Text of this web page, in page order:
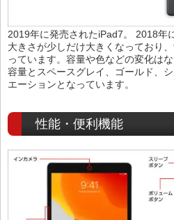
2019年に発売されたiPad7。 2018年
大きさが少しだけ大きくなっており
っています。容量や色などの変化は
容量とスペースグレイ、ゴールド、
エーションとなっています。
性能・便利機能